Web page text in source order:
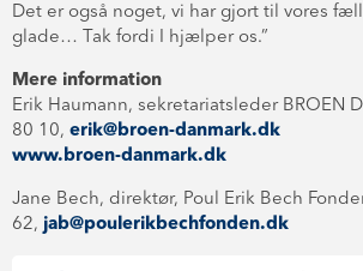
Det er også noget, vi har gjort til vores
glade… Tak fordi I hjælper os.”
Mere information
Erik Haumann, sekretariatsleder BROEN
80 10, erik@broen-danmark.dk
www.broen-danmark.dk
Jane Bech, direktør, Poul Erik Bech
62, jab@poulerikbechfonden.dk